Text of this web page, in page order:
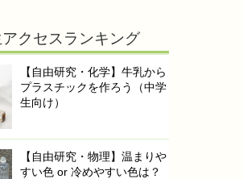
クセスランキング
【自由研究・化学】牛乳から
プラスチックを作ろう（中学
生向け）
【自由研究・物理】温まりや
すい色 or 冷めやすい色は？